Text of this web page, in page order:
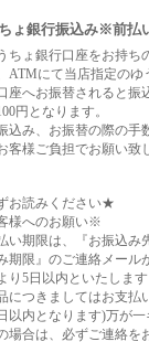
ょ銀行振込み※前払
ちょ銀行口座をお持ち
ATMにて当店指定のゆ
座へお振替されると振
円となります。
込み、お振替の際の手
客様ご負担でお願い致
お読みください★
様へのお願い※
い期限は、『お振込み
期限』のご連絡メール
り5日以内といたしま
につきましてはお支払
以内となります)万が一
場合は、必ずご連絡を